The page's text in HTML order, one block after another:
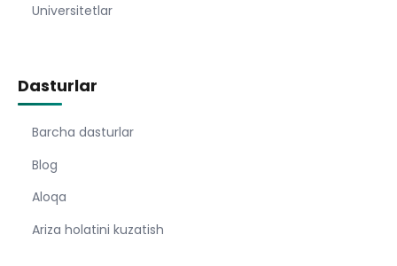
Universitetlar
Dasturlar
Barcha dasturlar
Blog
Aloqa
Ariza holatini kuzatish